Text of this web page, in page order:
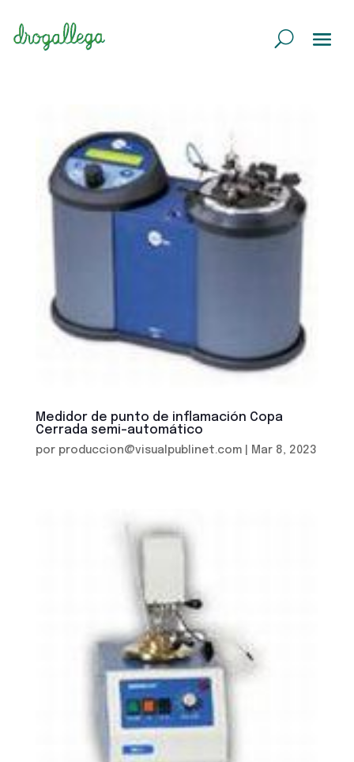
Medidor de punto de inflamación Copa
Cerrada semi-automático
por produccion@visualpublinet.com| Mar 8, 2023